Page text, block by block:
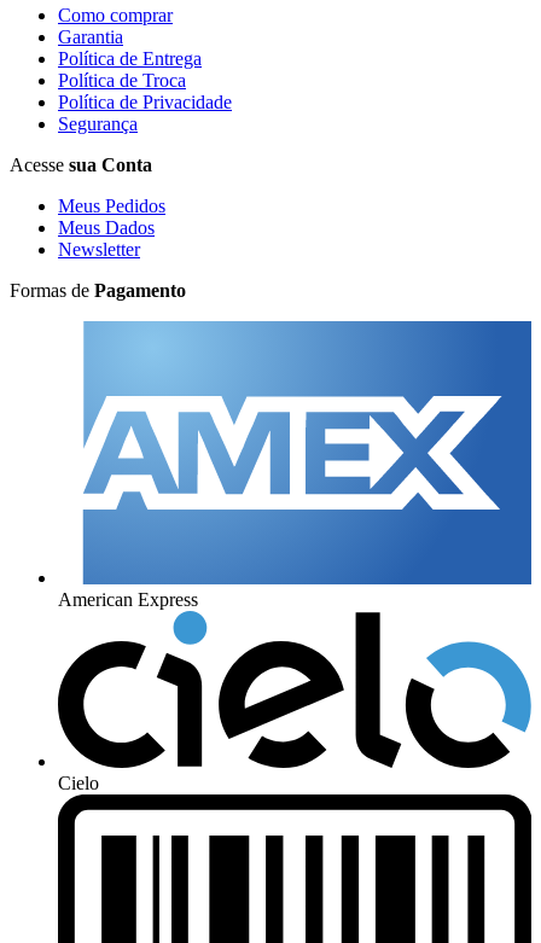
Como comprar
Garantia
Política de Entrega
Política de Troca
Política de Privacidade
Segurança
Acesse sua Conta
Meus Pedidos
Meus Dados
Newsletter
Formas de Pagamento
American Express
Cielo